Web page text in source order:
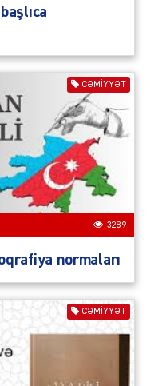
CƏMIYYƏT
3289
normaları
CƏMIYYƏT